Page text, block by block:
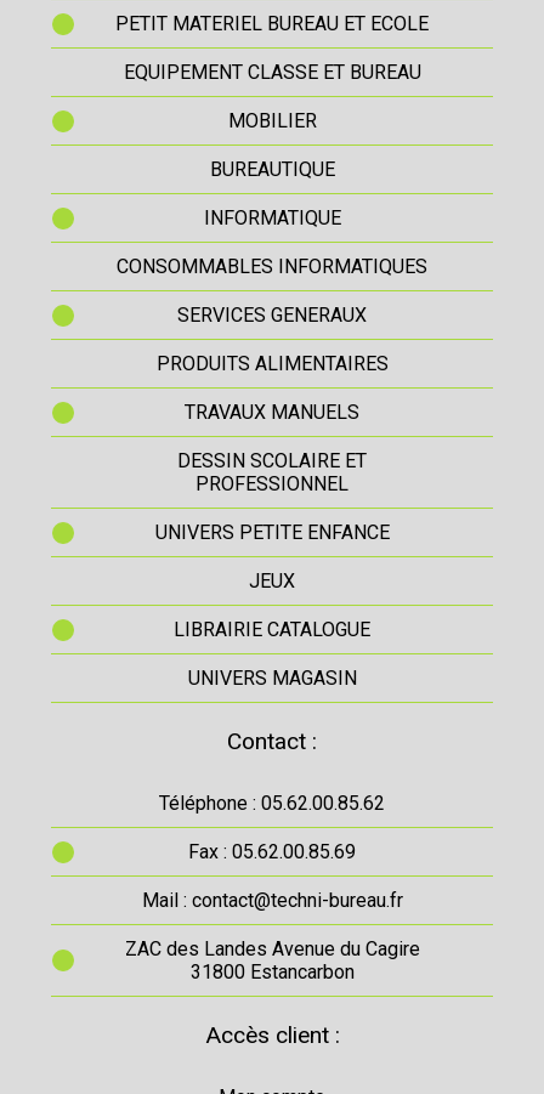
PETIT MATERIEL BUREAU ET ECOLE
EQUIPEMENT CLASSE ET BUREAU
MOBILIER
BUREAUTIQUE
INFORMATIQUE
CONSOMMABLES INFORMATIQUES
SERVICES GENERAUX
PRODUITS ALIMENTAIRES
TRAVAUX MANUELS
DESSIN SCOLAIRE ET
PROFESSIONNEL
UNIVERS PETITE ENFANCE
JEUX
LIBRAIRIE CATALOGUE
UNIVERS MAGASIN
Contact :
Téléphone : 05.62.00.85.62
Fax : 05.62.00.85.69
Mail : contact@techni-bureau.fr
ZAC des Landes Avenue du Cagire
31800 Estancarbon
Accès client :